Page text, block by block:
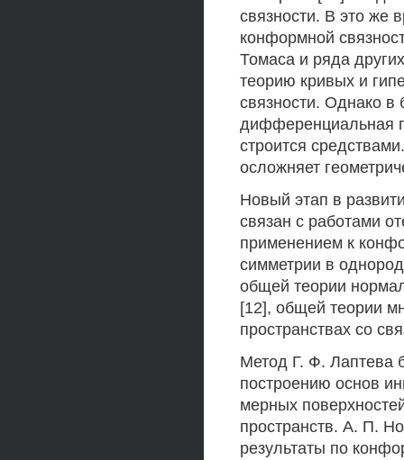
связности. В это же
конформной
Томаса и ряда
теорию кривых и
связности. Однако
дифференциальная
строится
осложняет
Новый этап в
связан с работами
применением к
симметрии в
общей теории
[12], общей теории
пространствах со
Метод Г. Ф. Лаптева
построению основ
мерных
пространств. А. П.
результаты по